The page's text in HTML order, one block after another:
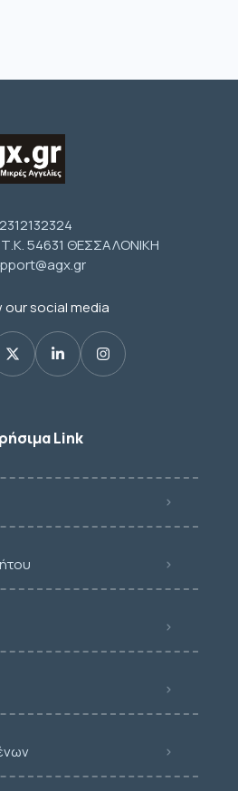
2312132324
54631 ΘΕΣΣΑΛΟΝΙΚΗ
our social media
Link